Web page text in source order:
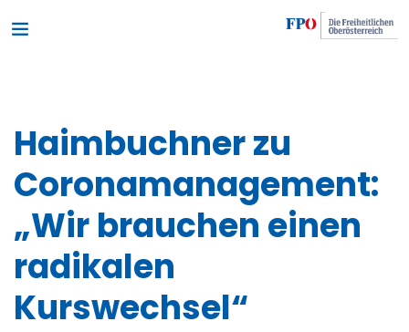
Haimbuchner zu
Coronamanagement:
„Wir brauchen einen
radikalen
Kurswechsel“